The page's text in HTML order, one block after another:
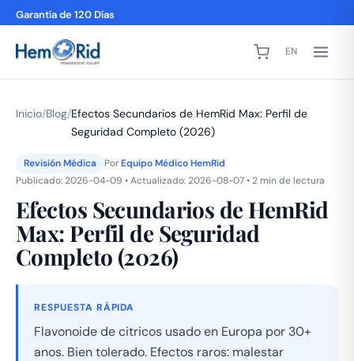
Garantía de 120 Días
EN
Inicio/Blog/Efectos Secundarios de HemRid Max: Perfil de
Seguridad Completo (2026)
Revisión Médica PorEquipo Médico HemRid
Publicado: 2026-04-09 • Actualizado: 2026-08-07 • 2 min de lectura
Efectos Secundarios de HemRid
Max: Perfil de Seguridad
Completo (2026)
RESPUESTA RÁPIDA
Flavonoide de citricos usado en Europa por 30+
anos. Bien tolerado. Efectos raros: malestar